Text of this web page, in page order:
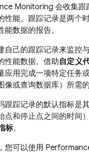
Monitoring 会收集跟
性能。跟踪记录是两个
能数据的报告。
自己的跟踪记录来监控
性能数据。借助自定义
应用完成一项特定任务
像或查询数据库）所需的
跟踪记录的默认指标是
点和停止点之间的时间
标。
您可以使用